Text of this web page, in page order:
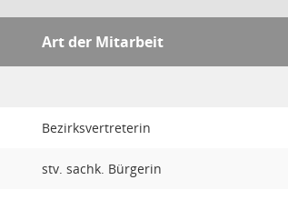
Art der Mitarbeit
Bezirksvertreterin
stv. sachk. Bürgerin